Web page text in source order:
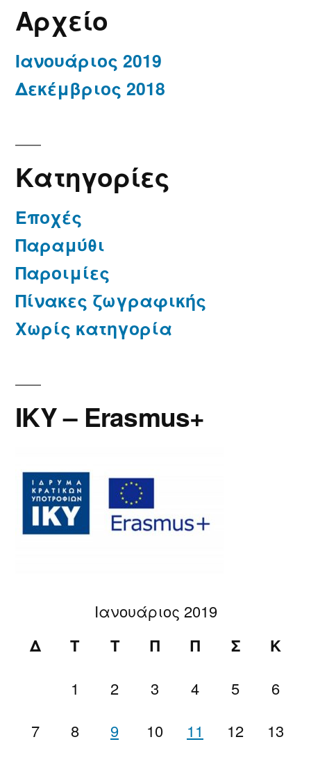
Αρχείο
Ιανουάριος 2019
Δεκέμβριος 2018
Kατηγορίες
Εποχές
Παραμύθι
Παροιμίες
Πίνακες ζωγραφικής
Χωρίς κατηγορία
IKY – Erasmus+
Ιανουάριος 2019
Δ Τ Τ Π Π Σ Κ
1 2 3 4 5
6
7
8 9 10 11 12
13